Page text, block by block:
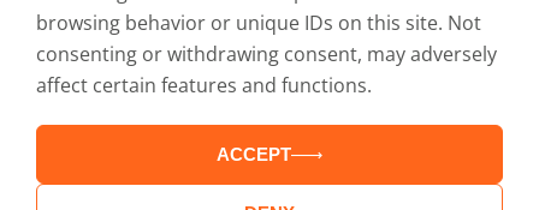
browsing behavior or unique IDs on this site. Not
consenting or withdrawing consent, may adversely
affect certain features and functions.
ACCEPT
Αποδέχομαι την Πολιτική Απορρήτουκαι τους
Όρους Χρήσης
Κατάλογοι
Service
Επικοινωνία Όροι Χρήσης